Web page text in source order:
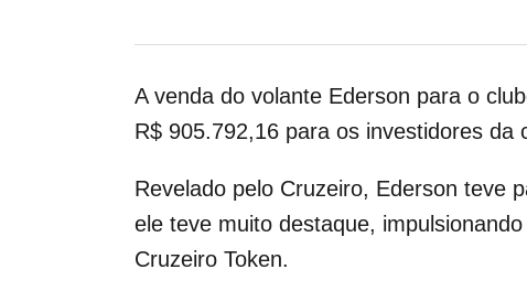
A venda do volante Ederson para o
R$ 905.792,16 para os investidores da
Revelado pelo Cruzeiro, Ederson teve
ele teve muito destaque,
Cruzeiro Token.